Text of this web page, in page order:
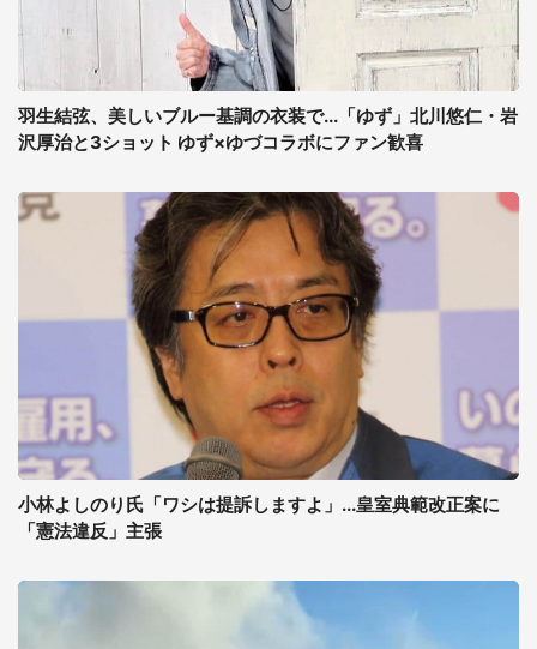
羽生結弦、美しいブルー基調の衣装で...「ゆず」北川悠仁・岩
沢厚治と3ショット ゆず×ゆづコラボにファン歓喜
小林よしのり氏「ワシは提訴しますよ」...皇室典範改正案に
「憲法違反」主張